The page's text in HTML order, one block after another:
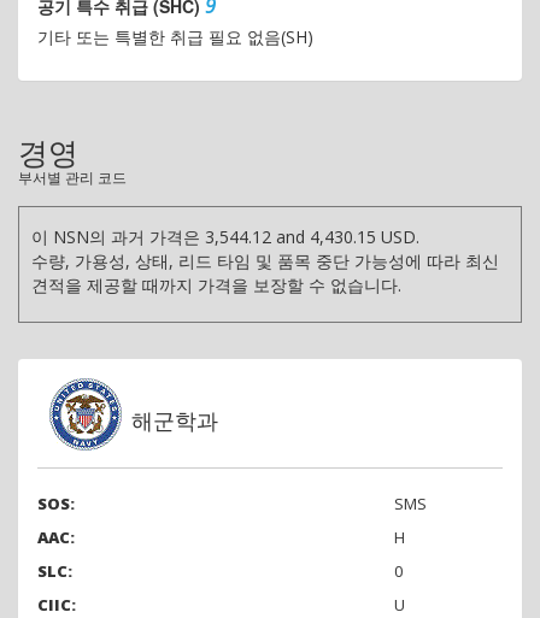
공기 특수 취급 (SHC) 9
기타 또는 특별한 취급 필요 없음(SH)
경영
부서별 관리 코드
이 NSN의 과거 가격은 3,544.12 and 4,430.15 USD.
수량, 가용성, 상태, 리드 타임 및 품목 중단 가능성에 따라 최신
견적을 제공할 때까지 가격을 보장할 수 없습니다.
해군학과
SOS:
SMS
AAC:
H
SLC:
0
CIIC:
U